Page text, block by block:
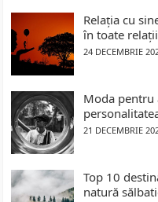
Relația cu
în toate
24 DECEMBRIE
Moda pentru
21 DECEMBRIE
Top 10
natură